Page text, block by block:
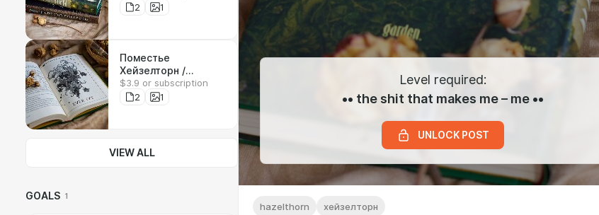
2
1
Поместье
Хейзелторн /
Hazelthorn (17 гл)
$3.9 or subscription
2
1
VIEW ALL
GOALS 1
Level required:
•• the shit that makes me – me ••
UNLOCK POST
hazelthorn хейзелторн